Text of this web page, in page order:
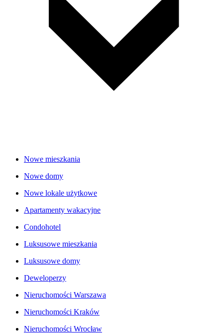
Nowe mieszkania
Nowe domy
Nowe lokale użytkowe
Apartamenty wakacyjne
Condohotel
Luksusowe mieszkania
Luksusowe domy
Deweloperzy
Nieruchomości Warszawa
Nieruchomości Kraków
Nieruchomości Wrocław